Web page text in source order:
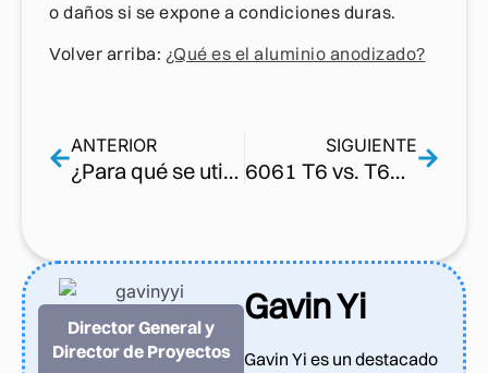
o daños si se expone a condiciones duras.
Volver arriba: ¿Qué es el aluminio anodizado?
ANTERIOR
¿Para qué se utiliza el aluminio? Usos del Aluminio Metálico
SIGUIENTE
6061 T6 vs. T651 | 6061 Tempers, Comparación de las propiedades del aluminio
Director General y
Director de Proyectos
Gavin Yi
Gavin Yi es un destacado